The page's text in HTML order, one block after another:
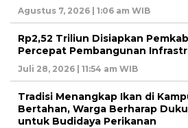
Agustus 7, 2026 | 1:06 am WIB
Rp2,52 Triliun Disiapkan
Percepat Pembangunan
Juli 28, 2026 | 11:54 am WIB
Tradisi Menangkap Ikan di
Bertahan, Warga Berharap
untuk Budidaya Perikanan